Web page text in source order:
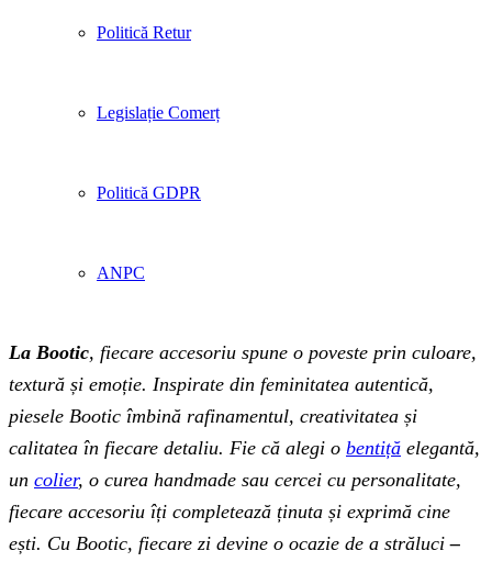
Politică Retur
Legislație Comerț
Politică GDPR
ANPC
La Bootic, fiecare accesoriu spune o poveste prin culoare,
textură și emoție. Inspirate din feminitatea autentică,
piesele Bootic îmbină rafinamentul, creativitatea și
calitatea în fiecare detaliu. Fie că alegi o bentiță elegantă,
un colier, o curea handmade sau cercei cu personalitate,
fiecare accesoriu îți completează ținuta și exprimă cine
ești. Cu Bootic, fiecare zi devine o ocazie de a străluci –